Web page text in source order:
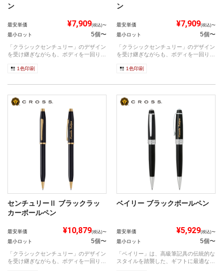
ン
最安単価 ¥7,909(税込)〜
最小ロット 5個〜
「クラシックセンチュリー」のデザイン
を受け継ぎながらも、ボディを一回り太
1色印刷
ン
最安単価 ¥7,909(税込)〜
最小ロット 5個〜
「クラシックセンチュリー」のデザイン
を受け継ぎながらも、ボディを一回り太
1色印刷
センチュリーⅡ ブラックラッ
カーボールペン
最安単価 ¥10,879(税込)〜
最小ロット 5個〜
「クラシックセンチュリー」のデザイン
を受け継ぎながらも、ボディを一回り太
ベイリー ブラックボールペン
最安単価 ¥5,929(税込)〜
最小ロット 5個〜
「ベイリー」は、高級筆記具の伝統的な
スタイルを踏襲した、ギフトに最適なシ